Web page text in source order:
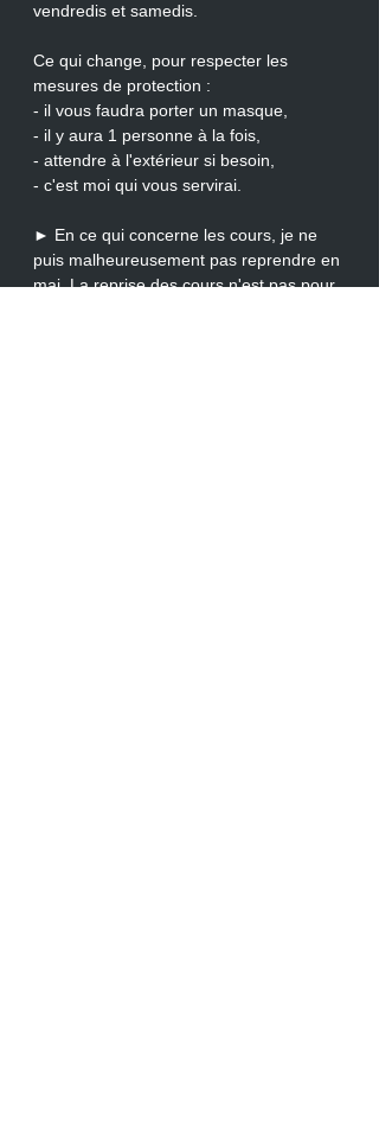
vendredis et samedis.
Ce qui change, pour respecter les
mesures de protection :
- il vous faudra porter un masque,
- il y aura 1 personne à la fois,
- attendre à l'extérieur si besoin,
- c'est moi qui vous servirai.
► En ce qui concerne les cours, je ne
puis malheureusement pas reprendre en
mai. La reprise des cours n'est pas pour